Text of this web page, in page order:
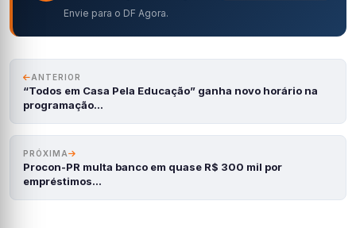
Envie para o DF Agora.
ANTERIOR
“Todos em Casa Pela Educação” ganha novo horário na
programação…
PRÓXIMA
Procon-PR multa banco em quase R$ 300 mil por
empréstimos…